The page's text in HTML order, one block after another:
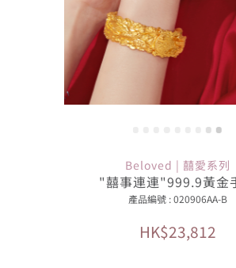
Beloved | 囍愛系列
"囍事連連"999.9黃金
產品編號 : 020906AA-B
HK$23,812